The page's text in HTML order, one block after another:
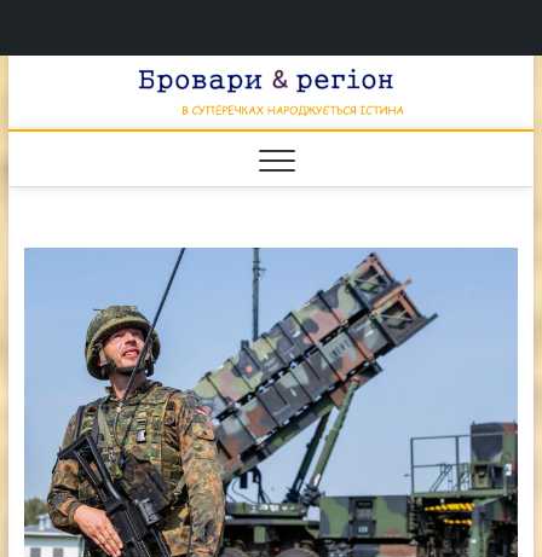
НАРОДЖУЄТЬСЯ